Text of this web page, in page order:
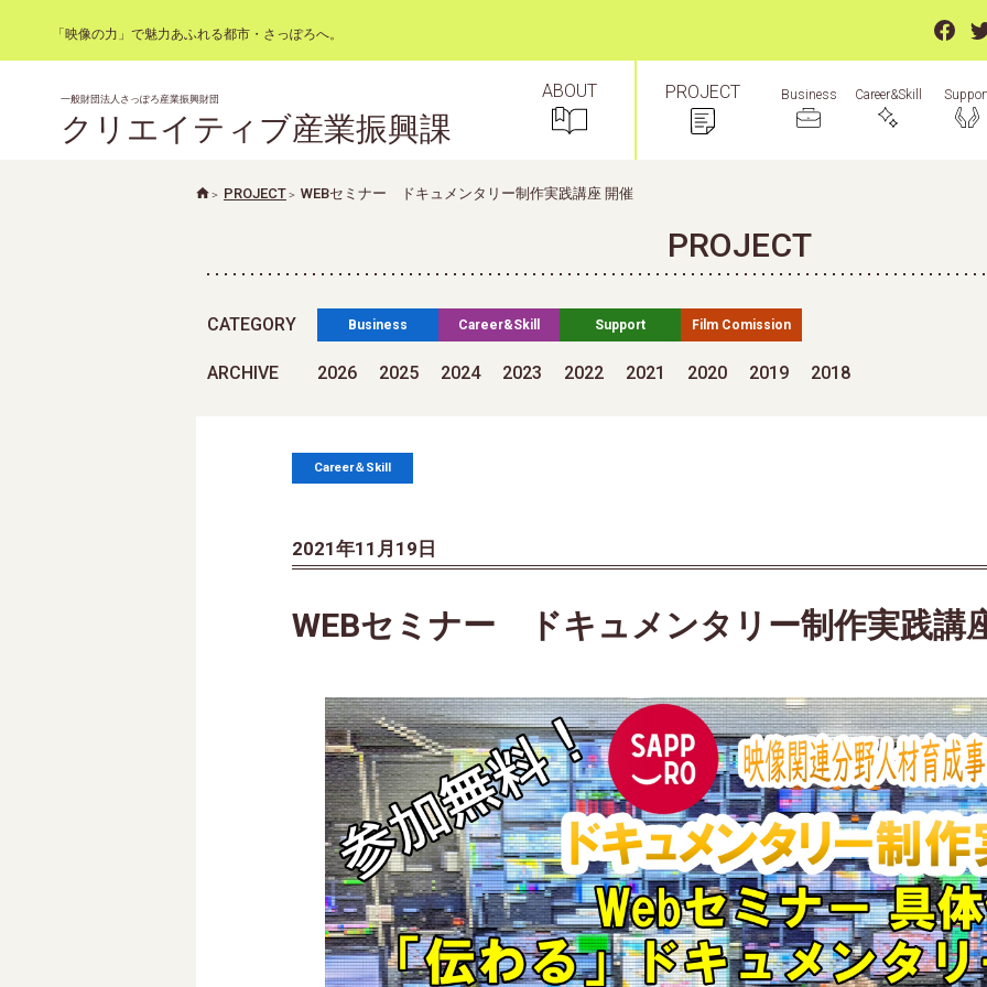
「映像の力」で魅力あふれる都市・さっぽろへ。
一般財団法人さっぽろ産業振興財団
クリエイティブ産業振興課
ABOUT PROJECT Business Career&Skill
PROJECT WEBセミナー ドキュメンタリー制作実践講座 開催
PROJECT
CATEGORY Business Career&Skill Support Film Comission
ARCHIVE 2026 2025 2024 2023 2022 2021 2020 2019 2018
Career＆Skill
2021年11月19日
WEBセミナー ドキュメンタリー制作実践講